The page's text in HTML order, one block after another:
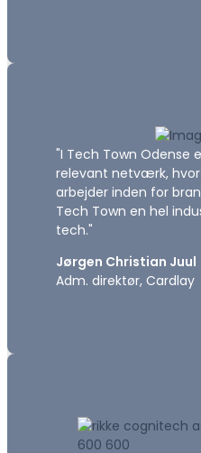
"I Tech Town Odense
relevant netværk,
arbejder inden for
Tech Town en hel
tech."
Jørgen Christian Juul
Adm. direktør, Cardlay